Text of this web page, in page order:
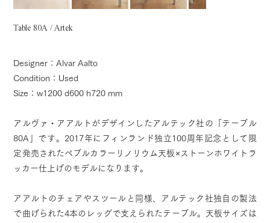
Table 80A / Artek
Designer：Alvar Aalto
Condition：Used
Size：w1200 d600 h720 mm
アルヴァ・アアルトがデザインしたアルテック社の「テーブル
80A」です。2017年にフィンランド独立100周年記念として限
定発売されたペブルカラーリノリウム天板×ストーンホワイトラ
ッカー仕上げのモデルになります。
アアルトのチェアやスツールと同様、アルテック社独自の製法
で曲げられた4本のレッグで支えられたテーブル。天板サイズは